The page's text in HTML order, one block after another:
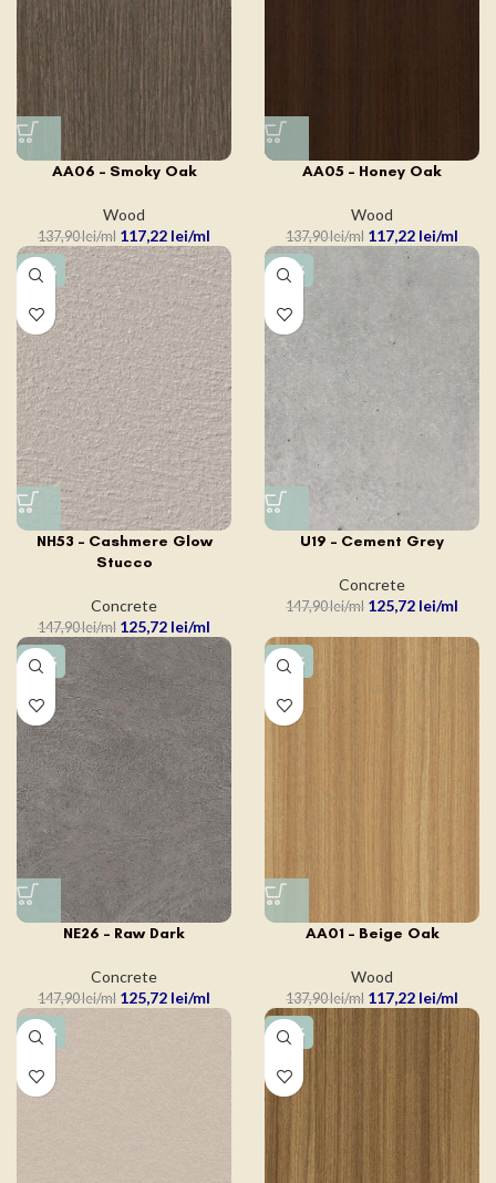
AA06 – Smoky Oak
Wood
137,90lei 117,22 lei
AA05 – Honey Oak
Wood
137,90lei 117,22 lei
-15%
NH53 – Cashmere Glow
Stucco
Concrete
147,90lei 125,72 lei
-15%
U19 – Cement Grey
Concrete
147,90lei 125,72 lei
-15%
NE26 – Raw Dark
Concrete
147,90lei 125,72 lei
-15%
AA01 – Beige Oak
Wood
137,90lei 117,22 lei
-15% -15%